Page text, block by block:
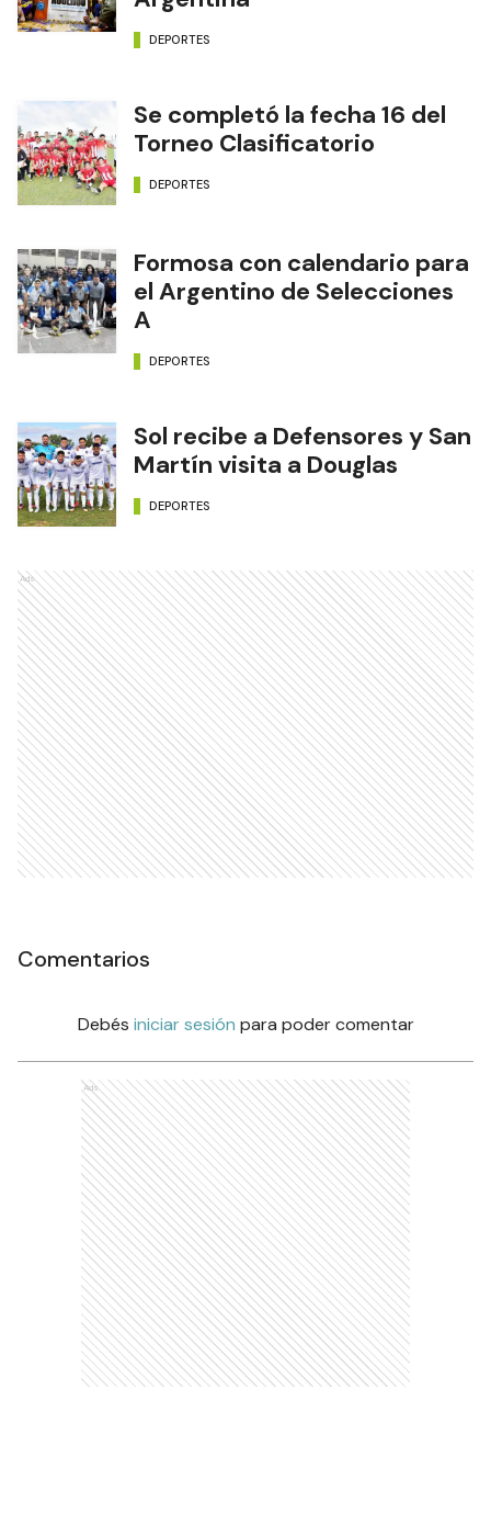
DEPORTES
Se completó la fecha 16 del
Torneo Clasificatorio
DEPORTES
Formosa con calendario para
el Argentino de Selecciones
A
DEPORTES
Sol recibe a Defensores y San
Martín visita a Douglas
DEPORTES
Ads
Comentarios
Debés iniciar sesión para poder comentar
Ads